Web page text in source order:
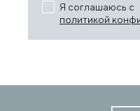
Я соглашаюсь с
политикой